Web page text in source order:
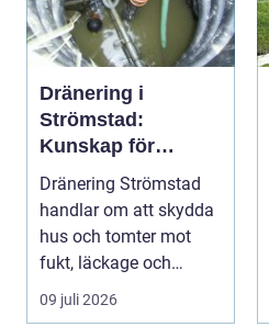
Dränering i
Strömstad:
Kunskap för
tryggare
husgrunder
Dränering Strömstad
handlar om att skydda
hus och tomter mot
fukt, läckage och
l&arin...
09 juli 2026